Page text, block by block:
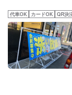
代車OK カードOK QR決